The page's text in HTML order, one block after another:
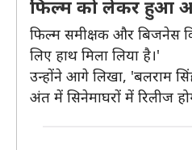
फिल्म को लेकर हुआ
फिल्म समीक्षक और बिजनेस
लिए हाथ मिला लिया है।'
उन्होंने आगे लिखा, 'बलराम
अंत में सिनेमाघरों में रिलीज